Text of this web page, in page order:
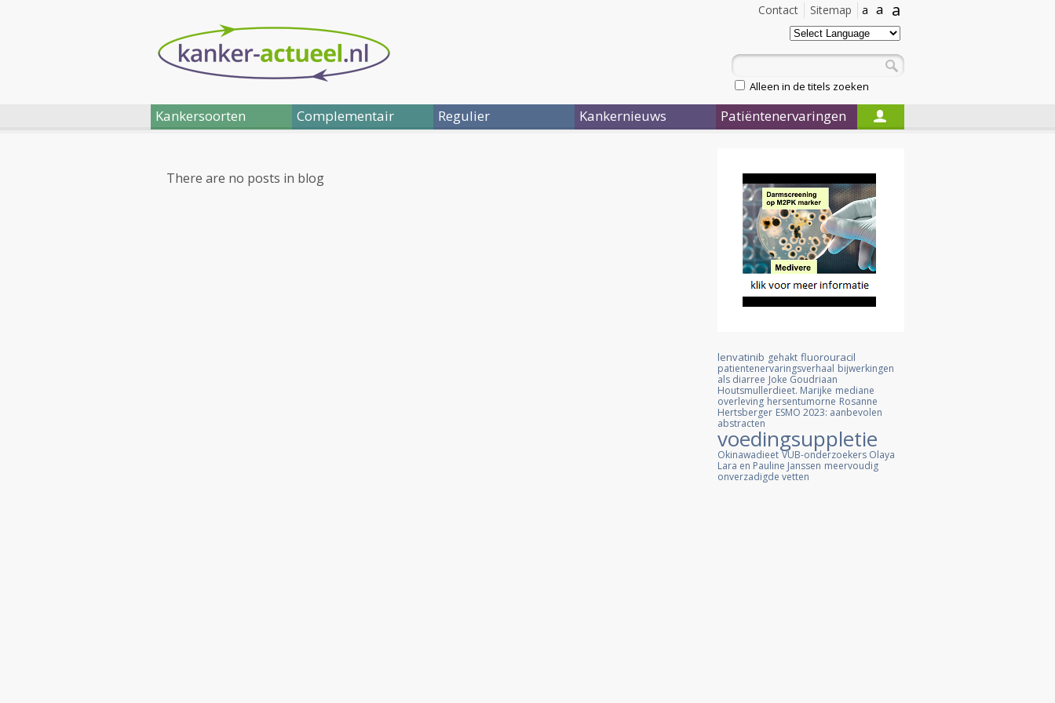
a
a
a
Sitemap
Contact
Alleen in de titels zoeken
Kankersoorten Complementair Regulier Kankernieuws Patiëntenervaringen
There are no posts in blog
lenvatinib gehakt fluorouracil
patientenervaringsverhaal bijwerkingen
als diarree Joke Goudriaan
Houtsmullerdieet. Marijke mediane
overleving hersentumorne Rosanne
Hertsberger ESMO 2023: aanbevolen
abstracten
voedingsuppletie
Okinawadieet VUB-onderzoekers Olaya
Lara en Pauline Janssen meervoudig
onverzadigde vetten